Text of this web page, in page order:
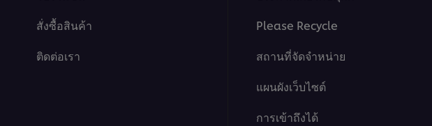
สั่งซื้อสินค้า
ติดต่อเรา
Please Recycle
สถานที่จัดจำหน่าย
แผนผังเว็บไซต์
การเข้าถึงได้